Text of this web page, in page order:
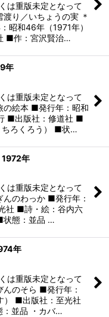
は重版未定となって
り／いちょうの実 ＊
昭和46年（1971年）
■作：宮沢賢治…
年
は重版未定となって
の絵本 ■発行年：昭和
■出版社：修道社 ■
ちろくろう） ■状…
1972年
は重版未定となって
のわっか ■発行年：
社 ■詩・絵：谷内六
状態：並品 …
年
は重版未定となって
のそら ■発行年：
） ■出版社：至光社
並品 ・カバ…